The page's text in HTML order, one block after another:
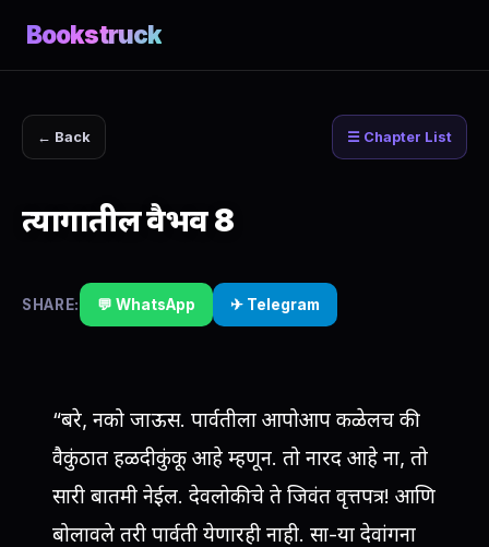
Bookstruck
← Back ☰ Chapter List
त्यागातील वैभव 8
SHARE: 💬 WhatsApp ✈ Telegram
“बरे, नको जाऊस. पार्वतीला आपोआप कळेलच की
वैकुंठात हळदीकुंकू आहे म्हणून. तो नारद आहे ना, तो
सारी बातमी नेईल. देवलोकीचे ते जिवंत वृत्तपत्र! आणि
बोलावले तरी पार्वती येणारही नाही. सा-या देवांगना